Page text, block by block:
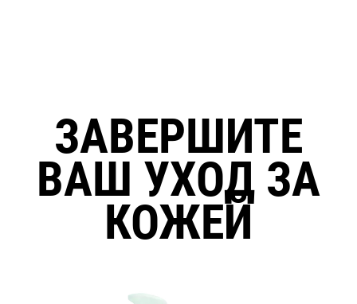
ЗАВЕРШИТЕ
ВАШ УХОД ЗА
КОЖЕЙ